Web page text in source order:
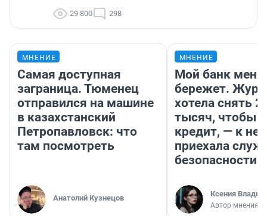
29 800 298
МНЕНИЕ
Самая доступная
заграница. Тюменец
отправился на машине
в казахстанский
Петропавловск: что
там посмотреть
Анатолий Кузнецов
МНЕНИЕ
Мой банк меня
бережет.
хотела снять
тысяч, чтобы
кредит, — к
приехала
безопасности
Ксения
Автор мнения